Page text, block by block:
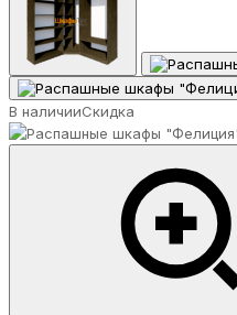
В наличииСкидка